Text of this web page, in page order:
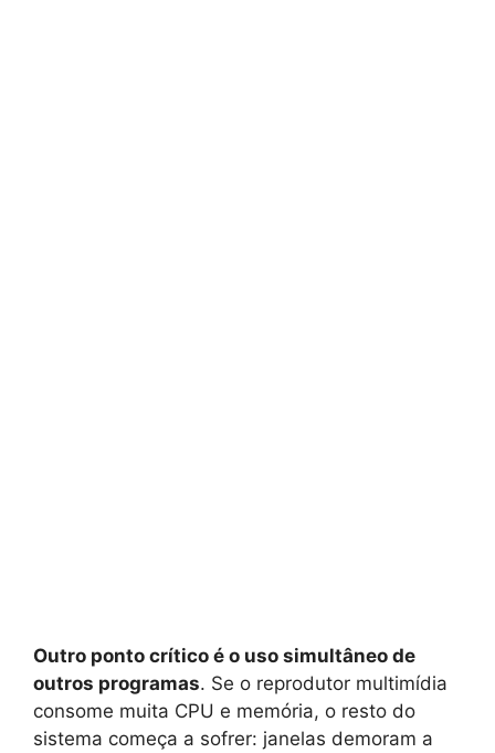
Outro ponto crítico é o uso simultâneo de
outros programas. Se o reprodutor multimídia
consome muita CPU e memória, o resto do
sistema começa a sofrer: janelas demoram a